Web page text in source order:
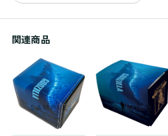
関連商品